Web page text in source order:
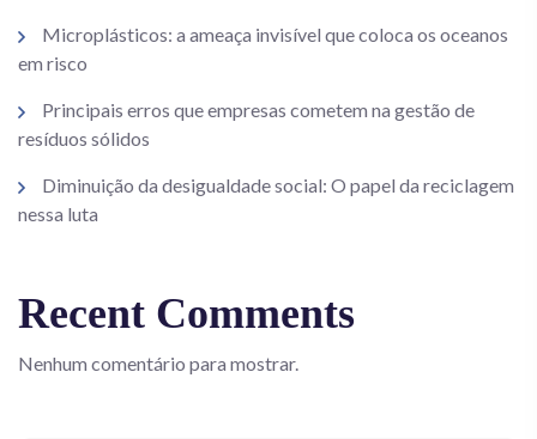
Microplásticos: a ameaça invisível que coloca os oceanos
em risco
Principais erros que empresas cometem na gestão de
resíduos sólidos
Diminuição da desigualdade social: O papel da reciclagem
nessa luta
Recent Comments
Nenhum comentário para mostrar.